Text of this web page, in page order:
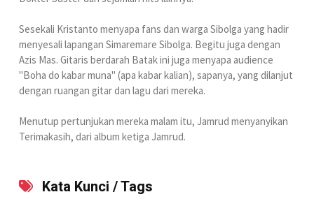
Sesekali Kristanto menyapa fans dan warga Sibolga yang hadir
menyesali lapangan Simaremare Sibolga. Begitu juga dengan
Azis Mas. Gitaris berdarah Batak ini juga menyapa audience
"Boha do kabar muna" (apa kabar kalian), sapanya, yang dilanjut
dengan ruangan gitar dan lagu dari mereka.
Menutup pertunjukan mereka malam itu, Jamrud menyanyikan
Terimakasih, dari album ketiga Jamrud.
Kata Kunci / Tags